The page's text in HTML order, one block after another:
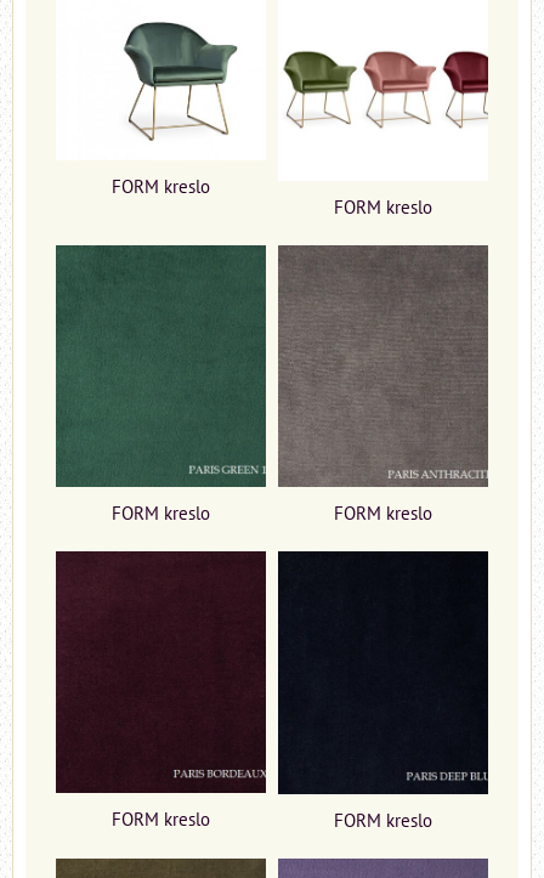
FORM kreslo
FORM kreslo
FORM kreslo FORM kreslo
FORM kreslo FORM kreslo